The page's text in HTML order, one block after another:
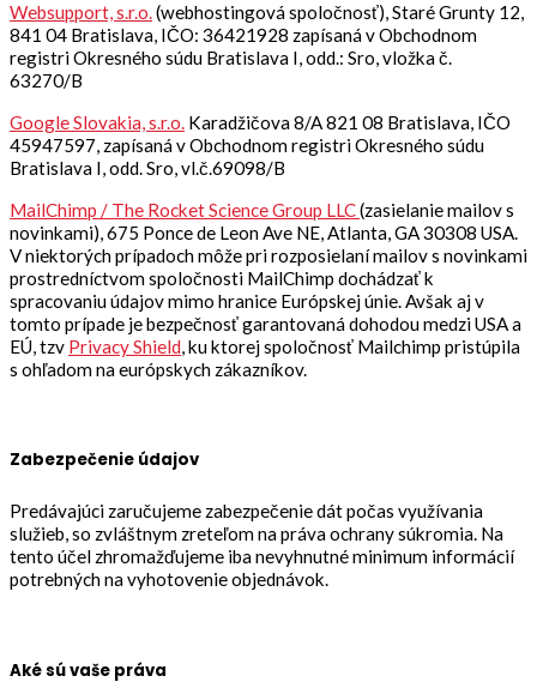
Websupport, s.r.o.(webhostingová spoločnosť), Staré Grunty 12,
841 04 Bratislava, IČO: 36421928 zapísaná v Obchodnom
registri Okresného súdu Bratislava I, odd.: Sro, vložka č.
63270/B
Google Slovakia, s.r.o. Karadžičova 8/A 821 08 Bratislava, IČO
45947597, zapísaná v Obchodnom registri Okresného súdu
Bratislava I, odd. Sro, vl.č.69098/B
MailChimp / The Rocket Science Group LLC(zasielanie mailov s
novinkami), 675 Ponce de Leon Ave NE, Atlanta, GA 30308 USA.
V niektorých prípadoch môže pri rozposielaní mailov s novinkami
prostredníctvom spoločnosti MailChimp dochádzať k
spracovaniu údajov mimo hranice Európskej únie. Avšak aj v
tomto prípade je bezpečnosť garantovaná dohodou medzi USA a
EÚ, tzv Privacy Shield, ku ktorej spoločnosť Mailchimp pristúpila
s ohľadom na európskych zákazníkov.
Zabezpečenie údajov
Predávajúci zaručujeme zabezpečenie dát počas využívania
služieb, so zvláštnym zreteľom na práva ochrany súkromia. Na
tento účel zhromažďujeme iba nevyhnutné minimum informácií
potrebných na vyhotovenie objednávok.
Aké sú vaše práva